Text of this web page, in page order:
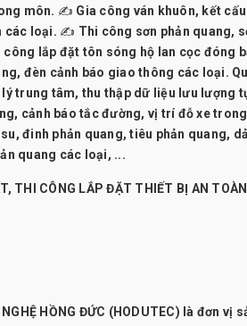
môn. ✍ Gia công ván khuôn, kết
các loại. ✍ Thi công sơn phản quang,
lắp đặt tôn sóng hộ lan cọc đóng
đèn cảnh báo giao thông các loại.
trung tâm, thu thập dữ liệu lưu
cảnh báo tắc đường, vị trí đỗ xe
đinh phản quang, tiêu phản quang,
quang các loại, ...
THI CÔNG LẮP ĐẶT THIẾT BỊ AN
HỒNG ĐỨC (HODUTEC) là đơn vị